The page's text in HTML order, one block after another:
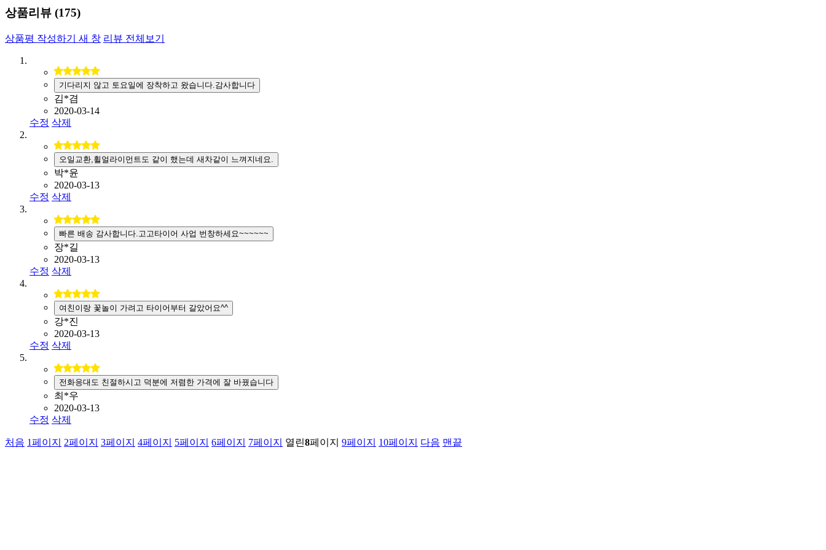
상품리뷰 (175)
상품평 작성하기 새 창 리뷰 전체보기
기다리지 않고 토요일에 장착하고 왔습니다.감사합니다
김*겸
2020-03-14
수정 삭제
오일교환,휠얼라이먼트도 같이 했는데 새차같이 느껴지네요.
박*윤
2020-03-13
수정 삭제
빠른 배송 감사합니다.고고타이어 사업 번창하세요~~~~~~
장*길
2020-03-13
수정 삭제
여친이랑 꽃놀이 가려고 타이어부터 갈았어요^^
강*진
2020-03-13
수정 삭제
전화응대도 친절하시고 덕분에 저렴한 가격에 잘 바꿨습니다
최*우
2020-03-13
수정 삭제
처음 1페이지 2페이지 3페이지 4페이지 5페이지 6페이지 7페이지 열린8페이지 9페이지 10페이지 다음 맨끝